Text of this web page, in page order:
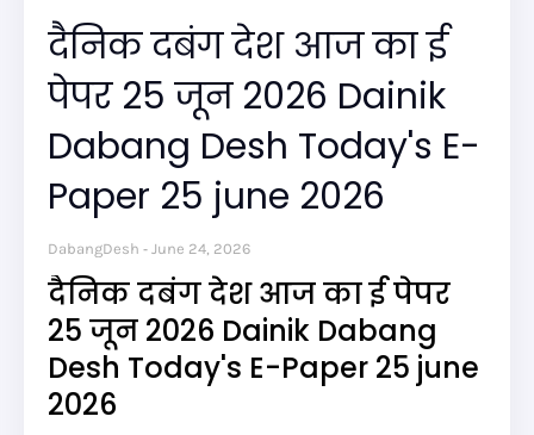
दैनिक दबंग देश आज का ई
पेपर 25 जून 2026 Dainik
Dabang Desh Today's E-
Paper 25 june 2026
DabangDesh June 24, 2026
दैनिक दबंग देश आज का ई पेपर
25 जून 2026 Dainik Dabang
Desh Today's E-Paper 25 june
2026